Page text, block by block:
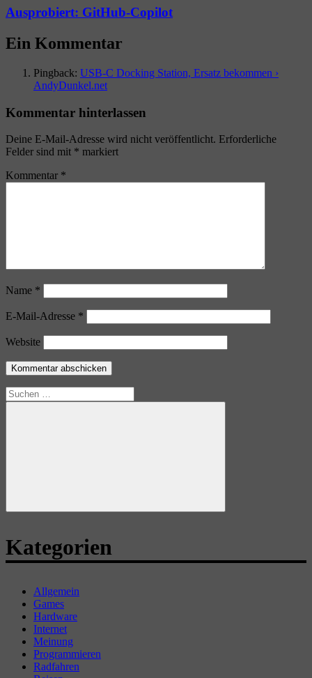
Ausprobiert: GitHub-Copilot
Ein Kommentar
Pingback: USB-C Docking Station, Ersatz bekommen ›
AndyDunkel.net
Kommentar hinterlassen
Deine E-Mail-Adresse wird nicht veröffentlicht. Erforderliche
Felder sind mit * markiert
Kommentar *
Name *
E-Mail-Adresse *
Website
Suchen
nach:
Suchen
Kategorien
Allgemein
Games
Hardware
Internet
Meinung
Programmieren
Radfahren